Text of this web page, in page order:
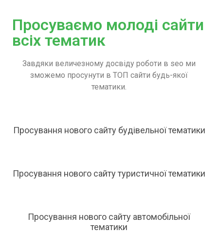
Просуваємо молоді сайти
всіх тематик
Завдяки величезному досвіду роботи в seo ми
зможемо просунути в ТОП сайти будь-якої
тематики.
Просування нового сайту будівельної тематики
Просування нового сайту туристичної тематики
Просування нового сайту автомобільної
тематики